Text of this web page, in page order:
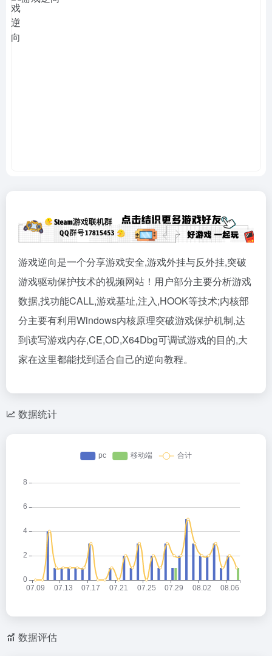
游戏逆向是一个分享游戏安全,游戏外挂与反外挂,突破
游戏驱动保护技术的视频网站！用户部分主要分析游戏
数据,找功能CALL,游戏基址,注入,HOOK等技术;内核部
分主要有利用Windows内核原理突破游戏保护机制,达
到读写游戏内存,CE,OD,X64Dbg可调试游戏的目的,大
家在这里都能找到适合自己的逆向教程。
数据统计
数据评估